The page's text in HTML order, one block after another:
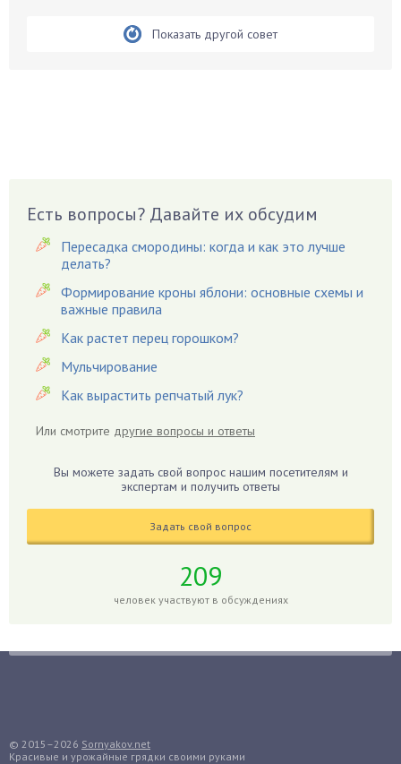
Вредители
Гардения
Гацания
Гвоздики
Георгины
Герань
Гиацинт
Гибискус
Гладиолусы
Голубика
Груши
Дайкон
Показать другой совет
Есть вопросы? Давайте их обсудим
Пересадка смородины: когда и как это лучше
делать?
Формирование кроны яблони: основные схемы и
важные правила
Как растет перец горошком?
Мульчирование
Как вырастить репчатый лук?
Или смотрите другие вопросы и ответы
Вы можете задать свой вопрос нашим посетителям и
экспертам и получить ответы
Задать свой вопрос
209
человек участвуют в обсуждениях
© 2015–2026 Sornyakov.net
Красивые и урожайные грядки своими руками